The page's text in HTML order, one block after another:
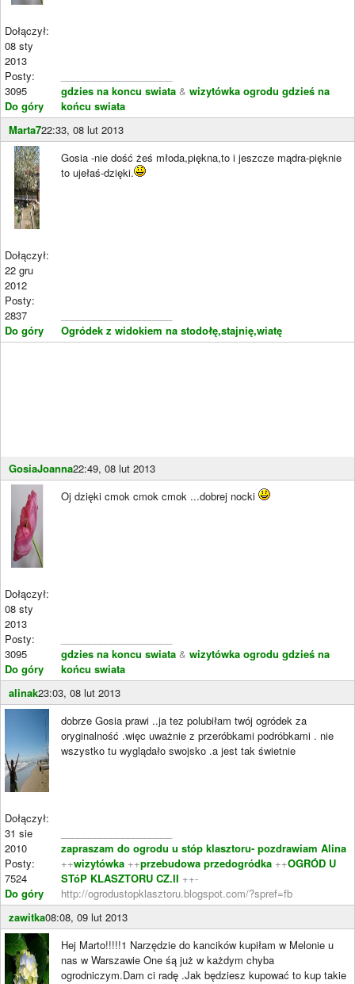
Dołączył:
08 sty
2013
Posty:
3095
Do góry
gdzies na koncu swiata & wizytówka ogrodu gdzieś na
końcu swiata
Marta722:33, 08 lut 2013
Dołączył:
22 gru
2012
Posty:
2837
Do góry
Gosia -nie dość żeś młoda,piękna,to i jeszcze mądra-pięknie
to ujełaś-dzięki.
Ogródek z widokiem na stodołę,stajnię,wiatę
GosiaJoanna22:49, 08 lut 2013
Dołączył:
08 sty
2013
Posty:
3095
Do góry
Oj dzięki cmok cmok cmok ...dobrej nocki
gdzies na koncu swiata & wizytówka ogrodu gdzieś na
końcu swiata
alinak23:03, 08 lut 2013
Dołączył:
31 sie
2010
Posty:
7524
Do góry
dobrze Gosia prawi ..ja tez polubiłam twój ogródek za
oryginalność .więc uważnie z przeróbkami podróbkami . nie
wszystko tu wyglądało swojsko .a jest tak świetnie
zapraszam do ogrodu u stóp klasztoru- pozdrawiam Alina
++wizytówka ++przebudowa przedogródka ++OGRÓD U
STóP KLASZTORU CZ.II ++-
http://ogrodustopklasztoru.blogspot.com/?spref=fb
zawitka08:08, 09 lut 2013
Hej Marto!!!!!1 Narzędzie do kancików kupiłam w Melonie u
nas w Warszawie One śą już w każdym chyba
ogrodniczym.Dam ci radę .Jak będziesz kupować to kup takie